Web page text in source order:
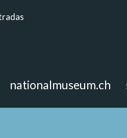
nationalmuseum.ch